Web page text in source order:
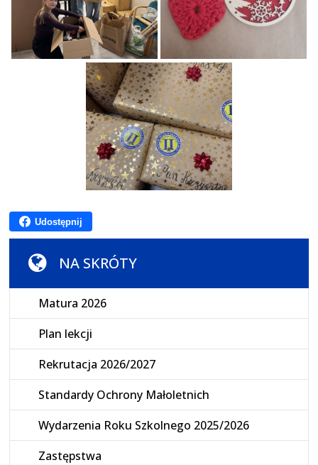
Udostępnij
NA SKRÓTY
Matura 2026
Plan lekcji
Rekrutacja 2026/2027
Standardy Ochrony Małoletnich
Wydarzenia Roku Szkolnego 2025/2026
Zastępstwa